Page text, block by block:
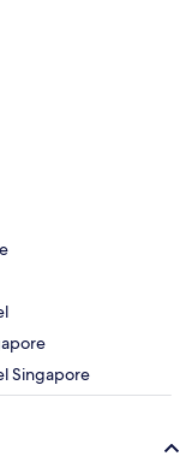
Singapore